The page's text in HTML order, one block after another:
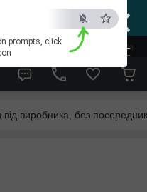
×
ESC
prompts, click
зв'язок на viber
виробника, без